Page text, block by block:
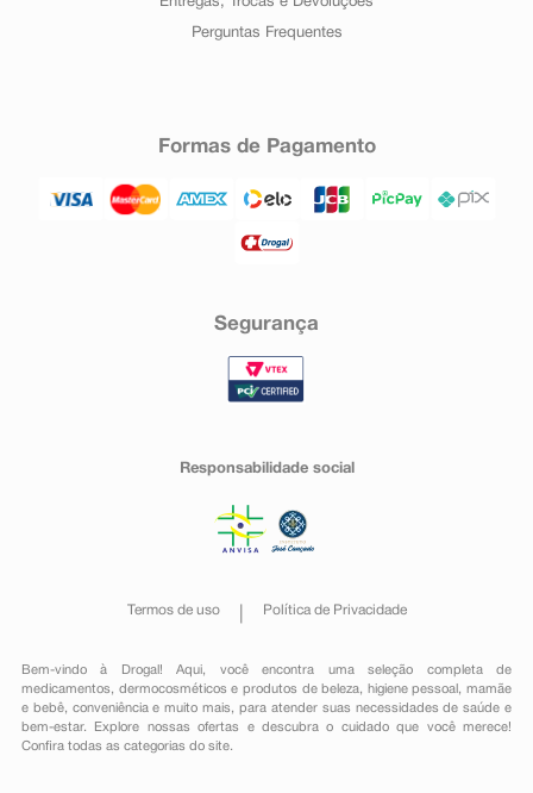
Perguntas Frequentes
Formas de Pagamento
Segurança
Responsabilidade social
Termos de uso Política de Privacidade
Bem-vindo à Drogal! Aqui, você encontra uma seleção completa de
medicamentos , dermocosméticos e produtos de beleza, higiene pessoal ,mamãe
e bebê, conveniênciae muito mais, para atender suas necessidades de saúde e
bem-estar. Explore nossas ofertas e descubra o cuidado que você merece!
Confira todas as categorias do site.